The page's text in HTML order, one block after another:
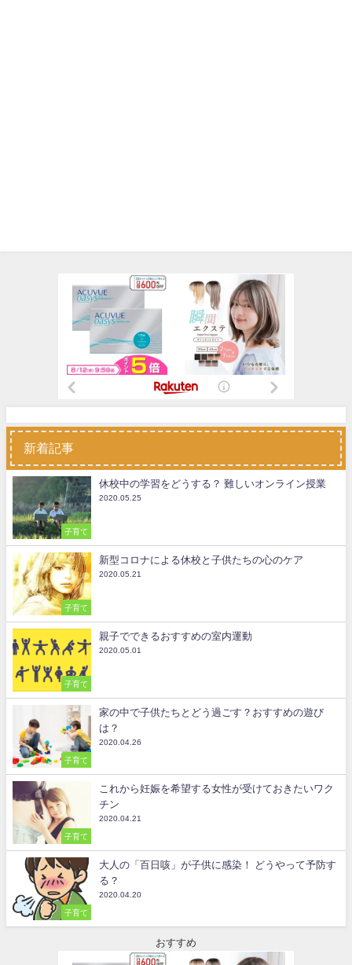
新着記事
子育て
休校中の学習をどうする？ 難しいオンライン授業
2020.05.25
子育て
新型コロナによる休校と子供たちの心のケア
2020.05.21
子育て
親子でできるおすすめの室内運動
2020.05.01
子育て
家の中で子供たちとどう過ごす？おすすめの遊び
は？
2020.04.26
子育て
これから妊娠を希望する女性が受けておきたいワク
チン
2020.04.21
子育て
大人の「百日咳」が子供に感染！ どうやって予防す
る？
2020.04.20
おすすめ